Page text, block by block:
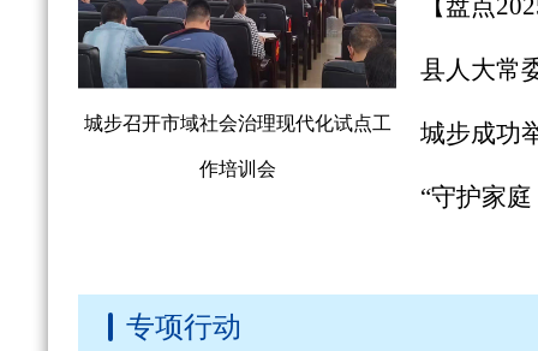
城步召开市域社会治理现代化试点工
作培训会
专项行动